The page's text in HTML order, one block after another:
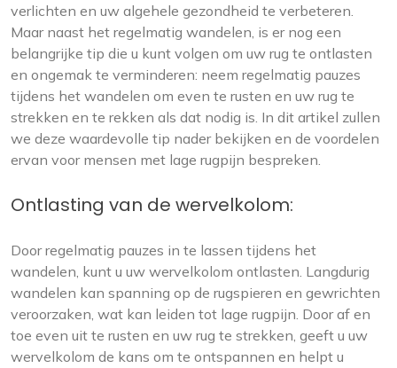
verlichten en uw algehele gezondheid te verbeteren.
Maar naast het regelmatig wandelen, is er nog een
belangrijke tip die u kunt volgen om uw rug te ontlasten
en ongemak te verminderen: neem regelmatig pauzes
tijdens het wandelen om even te rusten en uw rug te
strekken en te rekken als dat nodig is. In dit artikel zullen
we deze waardevolle tip nader bekijken en de voordelen
ervan voor mensen met lage rugpijn bespreken.
Ontlasting van de wervelkolom:
Door regelmatig pauzes in te lassen tijdens het
wandelen, kunt u uw wervelkolom ontlasten. Langdurig
wandelen kan spanning op de rugspieren en gewrichten
veroorzaken, wat kan leiden tot lage rugpijn. Door af en
toe even uit te rusten en uw rug te strekken, geeft u uw
wervelkolom de kans om te ontspannen en helpt u